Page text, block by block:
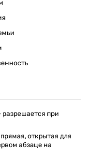
при
открытая для
абзаце на